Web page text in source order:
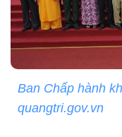
Ban Chấp hành
quangtri.gov.vn